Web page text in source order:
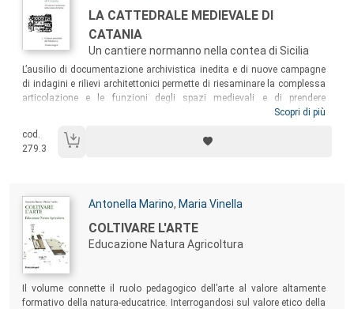
Titolo:
LA CATTEDRALE MEDIEVALE DI
CATANIA
Un cantiere normanno nella contea di Sicilia
Sommario:
L’ausilio di documentazione archivistica inedita e di nuove campagne
di indagini e rilievi architettonici permette di riesaminare la complessa
articolazione e le funzioni degli spazi medievali e di prendere
coscienza delle molteplici sperimentazioni planivolumetriche e delle
internazionale per vocazione. Alla luce della correlazione con altre
cattedrali normanne, in Sicilia e nel contesto transalpino e
attuale, nel contesto urbanistico della Catania settecentesca, racconta
solo in parte.
Scopri di più
cod.
279.3
Autori:
Antonella Marino, Maria Vinella
Titolo:
COLTIVARE L'ARTE
Educazione Natura Agricoltura
Il volume connette il ruolo pedagogico dell’arte al valore altamente
formativo della natura-educatrice. Interrogandosi sul valore etico della